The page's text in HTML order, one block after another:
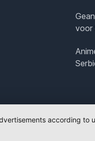
voor
according to